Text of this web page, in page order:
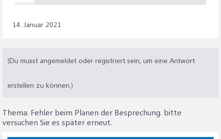
14. Januar 2021
(Du musst angemeldet oder registriert sein, um eine Antwort
erstellen zu können.)
Thema: Fehler beim Planen der Besprechung. bitte
versuchen Sie es später erneut.